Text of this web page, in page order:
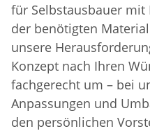
für Selbstausbauer
der benötigten
unsere
Konzept nach Ihren
fachgerecht um – bei
Anpassungen und
den persönlichen